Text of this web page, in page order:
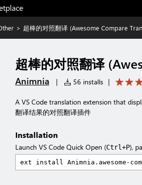
> 超棒的对照翻译 (Awesome Compare
超棒的对照翻译
Animnia | 56 installs |
A VS Code translation extension that
翻译结果的对照翻译插件
Installation
Launch VS Code Quick Open (Ctrl+P),